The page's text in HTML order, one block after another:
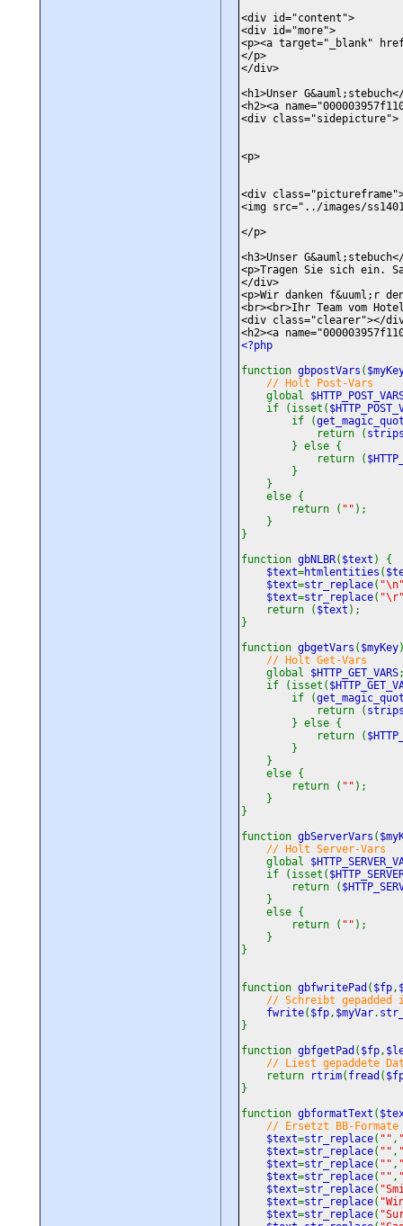
<div id="content">
<div id="more">
<p><a target="_blank"
</p>
</div>
<h1>Unser
<h2><a
<div class="sidepicture">
<p>
<div
<img src="../images/
</p>
<h3>Unser
<p>Tragen Sie sich ein.
</div>
<p>Wir danken f&uuml;r
<br><br>Ihr Team vom
<div class="clearer"></
<h2><a
<?php
function gbpostVars (
// Holt Post-Vars
global
if (isset(
if (
return (
} else {
return (
}
}
else {
return ( "" );
}
}
function gbNLBR( $text ) {
$text=htmlentities (
$text=str_replace(
$text=str_replace(
return ( $text );
}
function gbgetVars ( $myKey
// Holt Get-Vars
global
$HTTP_GET_VARS
if (isset(
if (
return (
} else {
return (
}
}
else {
return ( "" );
}
}
function gbServerVars (
// Holt Server-Vars
global
if (isset(
return (
}
else {
return ( "" );
}
}
function gbfwritePad ( $fp,
// Schreibt gepadded
fwrite( $fp, $myVar.
}
function gbfgetPad ( $fp,
// Liest gepaddete
return
rtrim( fread (
}
function gbformatText (
// Ersetzt BB-Formate
$text=str_replace( "" ,
$text=str_replace( "" ,
$text=str_replace( "" ,
$text=str_replace( "" ,
$text=str_replace(
$text=str_replace(
$text=str_replace(